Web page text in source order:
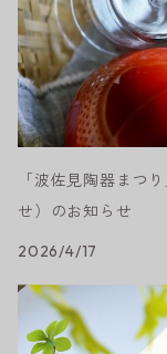
「波佐見陶器まつ
せ）のお知らせ
2026/4/17